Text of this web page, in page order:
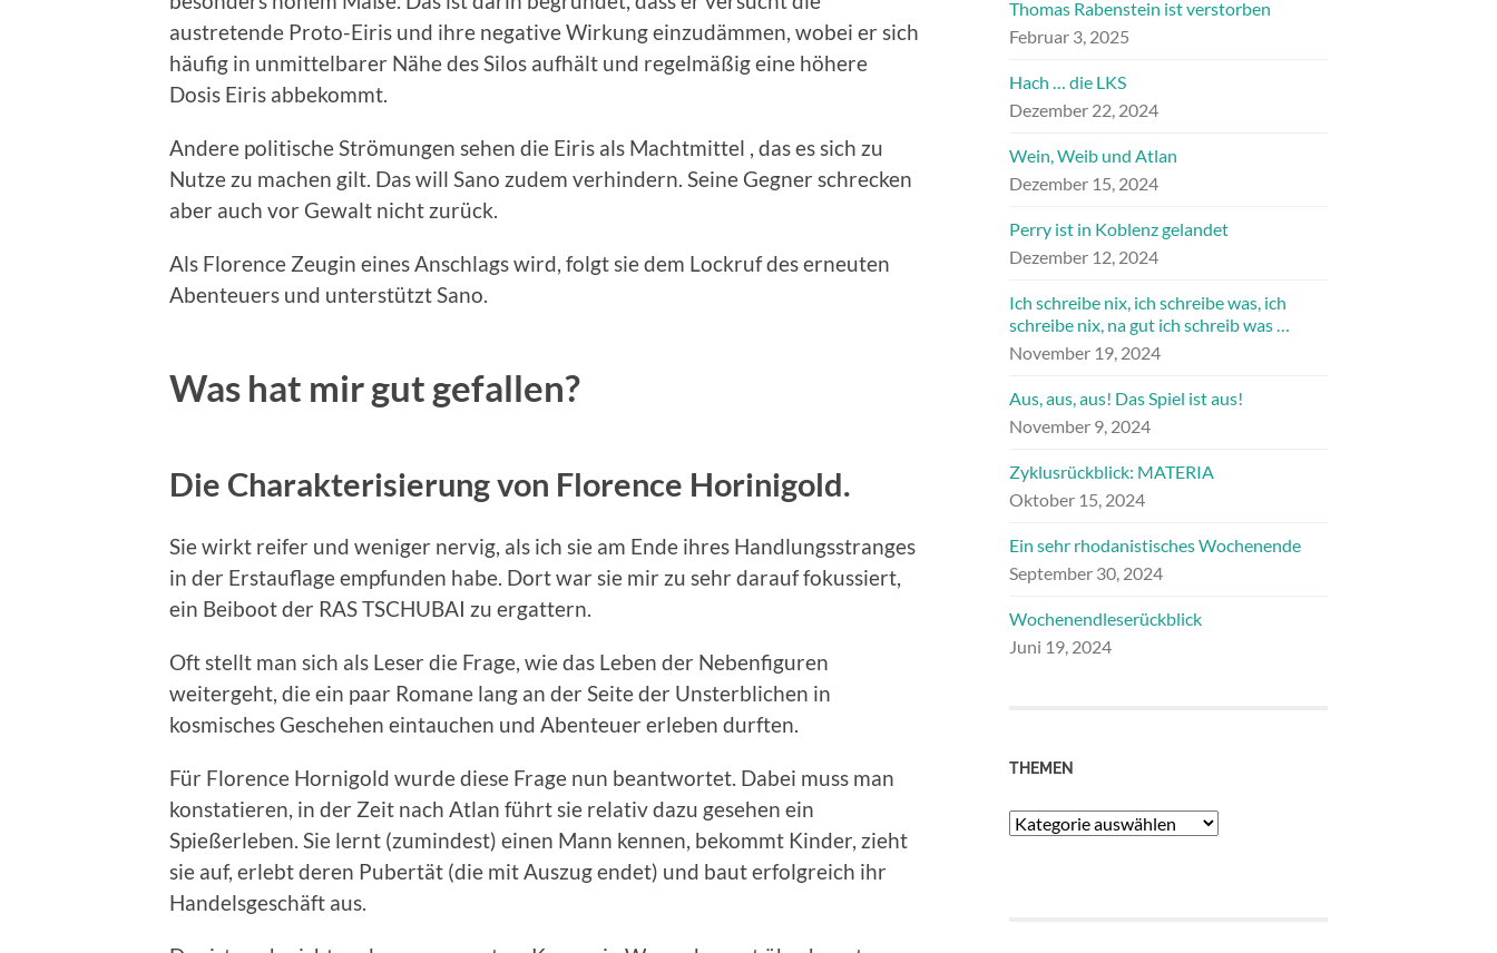
austretende Proto-Eiris und ihre negative Wirkung einzudämmen, wobei er sich
häufig in unmittelbarer Nähe des Silos aufhält und regelmäßig eine höhere
Dosis Eiris abbekommt.
Andere politische Strömungen sehen die Eiris als Machtmittel , das es sich zu
Nutze zu machen gilt. Das will Sano zudem verhindern. Seine Gegner schrecken
aber auch vor Gewalt nicht zurück.
Als Florence Zeugin eines Anschlags wird, folgt sie dem Lockruf des erneuten
Abenteuers und unterstützt Sano.
Was hat mir gut gefallen?
Die Charakterisierung von Florence Horinigold.
Sie wirkt reifer und weniger nervig, als ich sie am Ende ihres Handlungsstranges
in der Erstauflage empfunden habe. Dort war sie mir zu sehr darauf fokussiert,
ein Beiboot der RAS TSCHUBAI zu ergattern.
Oft stellt man sich als Leser die Frage, wie das Leben der Nebenfiguren
weitergeht, die ein paar Romane lang an der Seite der Unsterblichen in
kosmisches Geschehen eintauchen und Abenteuer erleben durften.
Für Florence Hornigold wurde diese Frage nun beantwortet. Dabei muss man
konstatieren, in der Zeit nach Atlan führt sie relativ dazu gesehen ein
Spießerleben. Sie lernt (zumindest) einen Mann kennen, bekommt Kinder, zieht
sie auf, erlebt deren Pubertät (die mit Auszug endet) und baut erfolgreich ihr
Handelsgeschäft aus.
Thomas Rabenstein ist verstorben
Februar 3, 2025
Hach … die LKS
Dezember 22, 2024
Wein, Weib und Atlan
Dezember 15, 2024
Perry ist in Koblenz gelandet
Dezember 12, 2024
Ich schreibe nix, ich schreibe was, ich
schreibe nix, na gut ich schreib was …
November 19, 2024
Aus, aus, aus! Das Spiel ist aus!
November 9, 2024
Zyklusrückblick: MATERIA
Oktober 15, 2024
Ein sehr rhodanistisches Wochenende
September 30, 2024
Wochenendleserückblick
Juni 19, 2024
THEMEN
Themen